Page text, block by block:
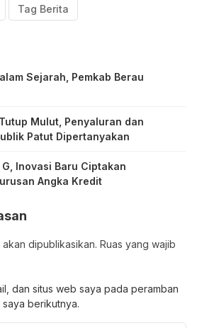
Tag Berita
Sejarah, Pemkab Berau
Mulut, Penyaluran dan
Patut Dipertanyakan
G, Inovasi Baru Ciptakan
Angka Kredit
dipublikasikan. Ruas yang wajib
dan situs web saya pada peramban
berikutnya.